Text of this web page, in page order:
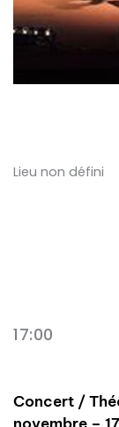
Lieu non défini
17:00
Concert /